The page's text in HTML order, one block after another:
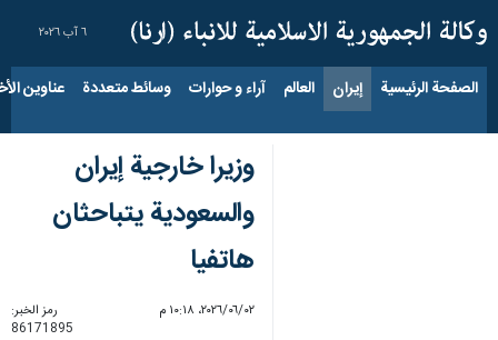
٦ آب ٢٠٢٦
الصفحة الرئيسية إيران العالم آراء و حوارات وسائط متعددة عناوين
وزيرا خارجية إيران
والسعودية يتباحثان
هاتفيا
٠٢‏/٠٦‏/٢٠٢٦، ١٠:١٨ م
رمز الخبر:
86171895